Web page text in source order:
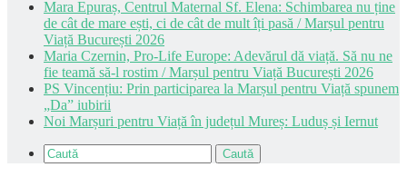
Mara Epuraș, Centrul Maternal Sf. Elena: Schimbarea nu ține
de cât de mare ești, ci de cât de mult îți pasă / Marșul pentru
Viață București 2026
Maria Czernin, Pro-Life Europe: Adevărul dă viață. Să nu ne
fie teamă să-l rostim / Marșul pentru Viață București 2026
PS Vincențiu: Prin participarea la Marșul pentru Viață spunem
„Da” iubirii
Noi Marșuri pentru Viață în județul Mureș: Luduș și Iernut
Caută